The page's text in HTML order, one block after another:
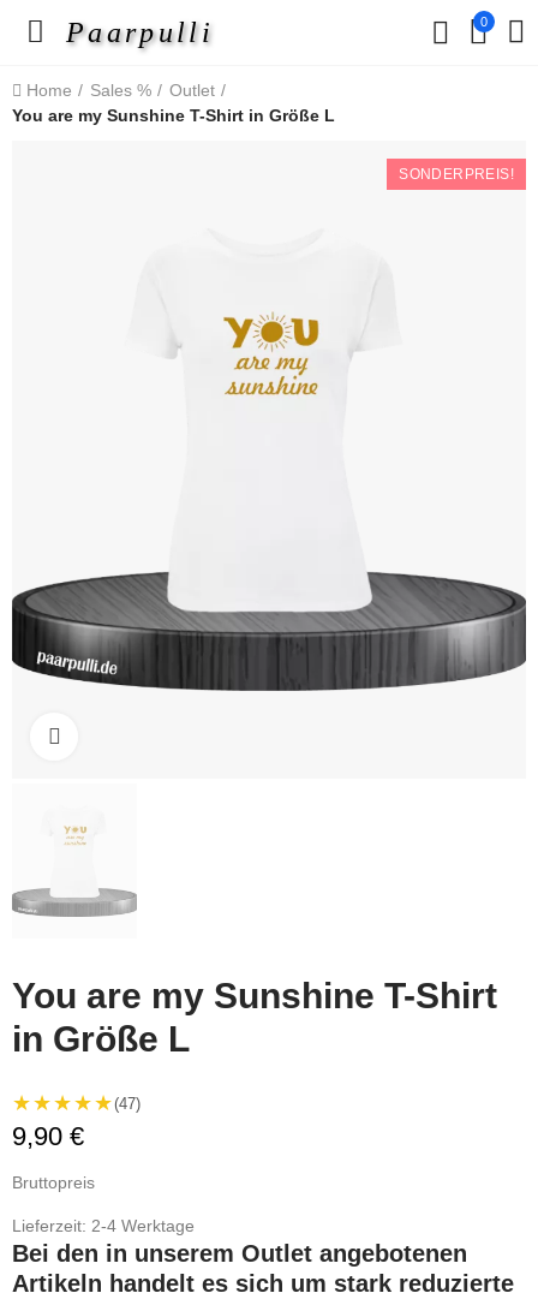
Paarpulli 0
Home Sales %
Outlet
You are my Sunshine T-Shirt in Größe L
SONDERPREIS!
You are my Sunshine T-Shirt
in Größe L
★★★★★(47)
9,90 €
Bruttopreis
Lieferzeit: 2-4 Werktage
Bei den in unserem Outlet angebotenen
Artikeln handelt es sich um stark reduzierte